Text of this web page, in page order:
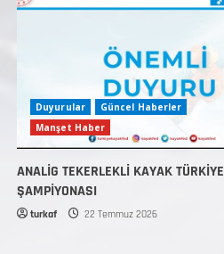
Duyurular
Güncel Haberler
Manşet Haber
ANALİG TEKERLEKLİ KAYAK TÜRKİYE
ŞAMPİYONASI
turkaf 22 Temmuz 2026